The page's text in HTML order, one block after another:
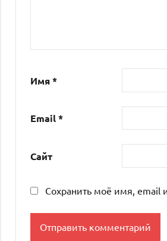
Имя*
Email*
Сайт
Сохранить моё имя, email